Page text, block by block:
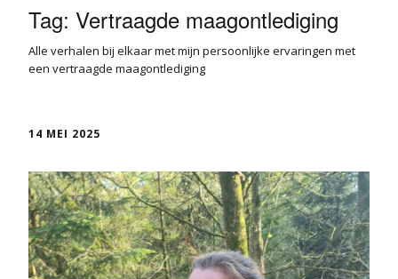
Tag: Vertraagde maagontlediging
Alle verhalen bij elkaar met mijn persoonlijke ervaringen met
een vertraagde maagontlediging
14 MEI 2025